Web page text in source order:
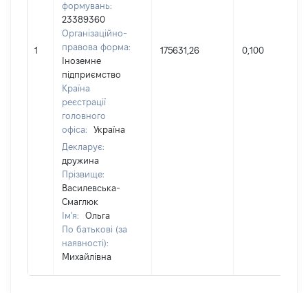
1
формувань:
23389360
Організаційно-
правова форма:
Іноземне
підприємство
Країна
реєстрації
головного
офіса:
Україна
Декларує:
дружина
Прізвище:
Василевська-
Смаглюк
Ім'я:
Ольга
По батькові (за
наявності):
Михайлівна
175631,26 0,100